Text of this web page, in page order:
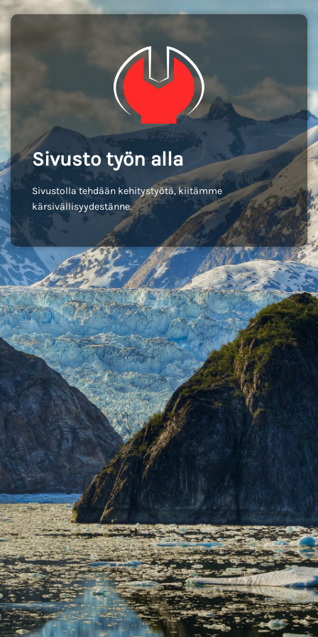
Sivusto työn alla
Sivustolla tehdään kehitystyötä, kiitämme
kärsivällisyydestänne.